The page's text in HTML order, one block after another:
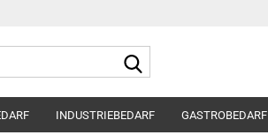
INDUSTRIEBEDARF GASTROBEDARF